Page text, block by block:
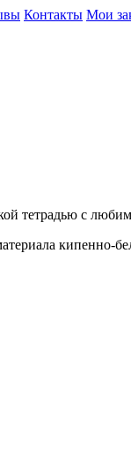
Контакты Мои
тетрадью c
кипенно-